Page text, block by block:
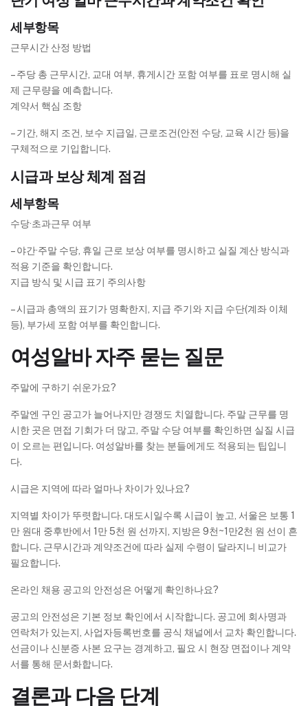
세부항목
근무시간 산정 방법
– 주당 총 근무시간, 교대 여부, 휴게시간 포함 여부를 표로 명시해 실
제 근무량을 예측합니다.
계약서 핵심 조항
– 기간, 해지 조건, 보수 지급일, 근로조건(안전 수당, 교육 시간 등)을
구체적으로 기입합니다.
시급과 보상 체계 점검
세부항목
수당·초과근무 여부
– 야간·주말 수당, 휴일 근로 보상 여부를 명시하고 실질 계산 방식과
적용 기준을 확인합니다.
지급 방식 및 시급 표기 주의사항
– 시급과 총액의 표기가 명확한지, 지급 주기와 지급 수단(계좌 이체
등), 부가세 포함 여부를 확인합니다.
여성알바 자주 묻는 질문
주말에 구하기 쉬운가요?
주말엔 구인 공고가 늘어나지만 경쟁도 치열합니다. 주말 근무를 명
시한 곳은 면접 기회가 더 많고, 주말 수당 여부를 확인하면 실질 시급
이 오르는 편입니다. 여성알바를 찾는 분들에게도 적용되는 팁입니
다.
시급은 지역에 따라 얼마나 차이가 있나요?
지역별 차이가 뚜렷합니다. 대도시일수록 시급이 높고, 서울은 보통 1
만 원대 중후반에서 1만 5천 원 선까지, 지방은 9천~1만2천 원 선이 흔
합니다. 근무시간과 계약조건에 따라 실제 수령이 달라지니 비교가
필요합니다.
온라인 채용 공고의 안전성은 어떻게 확인하나요?
공고의 안전성은 기본 정보 확인에서 시작합니다. 공고에 회사명과
연락처가 있는지, 사업자등록번호를 공식 채널에서 교차 확인합니다.
선금이나 신분증 사본 요구는 경계하고, 필요 시 현장 면접이나 계약
서를 통해 문서화합니다.
결론과 다음 단계